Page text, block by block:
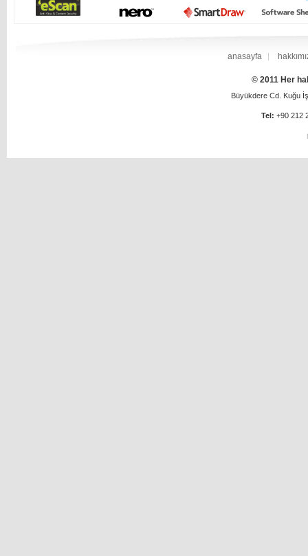
anasayfa
© 2011 Her
Büyükdere Cd. Kuğu
Tel: +90 212